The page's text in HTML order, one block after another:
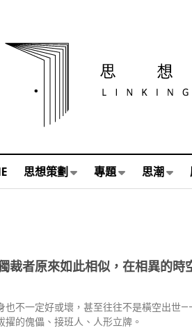
思想策劃 專題 思潮
裁者原來如此相似，在相異的時
也不一定好或壞，甚至往往不是橫空出世
擢的傀儡、接班人、人形立牌。